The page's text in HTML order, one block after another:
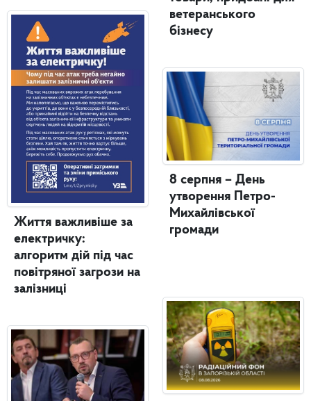
Життя важливіше за
електричку:
алгоритм дій під час
повітряної загрози на
залізниці
ветеранського
бізнесу
8 серпня – День
утворення Петро-
Михайлівської
громади